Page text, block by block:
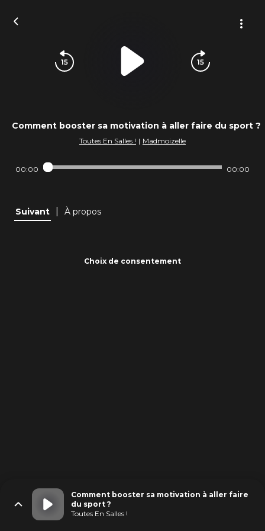
Comment booster sa motivation à aller faire du sport ?
Toutes En Salles ! | Madmoizelle
00:00 00:00
Suivant À propos
Choix de consentement
Comment booster sa motivation à aller faire
du sport ?
Toutes En Salles !